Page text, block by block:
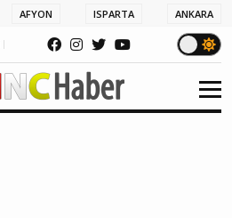
AFYON ISPARTA ANKARA